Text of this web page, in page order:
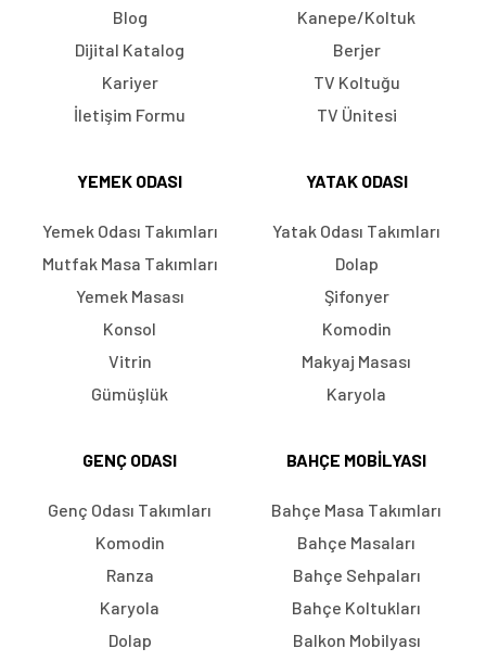
Blog
Dijital Katalog
Kariyer
İletişim Formu
Kanepe/Koltuk
Berjer
TV Koltuğu
TV Ünitesi
YEMEK ODASI
Yemek Odası Takımları
Mutfak Masa Takımları
Yemek Masası
Konsol
Vitrin
Gümüşlük
YATAK ODASI
Yatak Odası Takımları
Dolap
Şifonyer
Komodin
Makyaj Masası
Karyola
GENÇ ODASI
Genç Odası Takımları
Komodin
Ranza
Karyola
Dolap
BAHÇE MOBILYASI
Bahçe Masa Takımları
Bahçe Masaları
Bahçe Sehpaları
Bahçe Koltukları
Balkon Mobilyası